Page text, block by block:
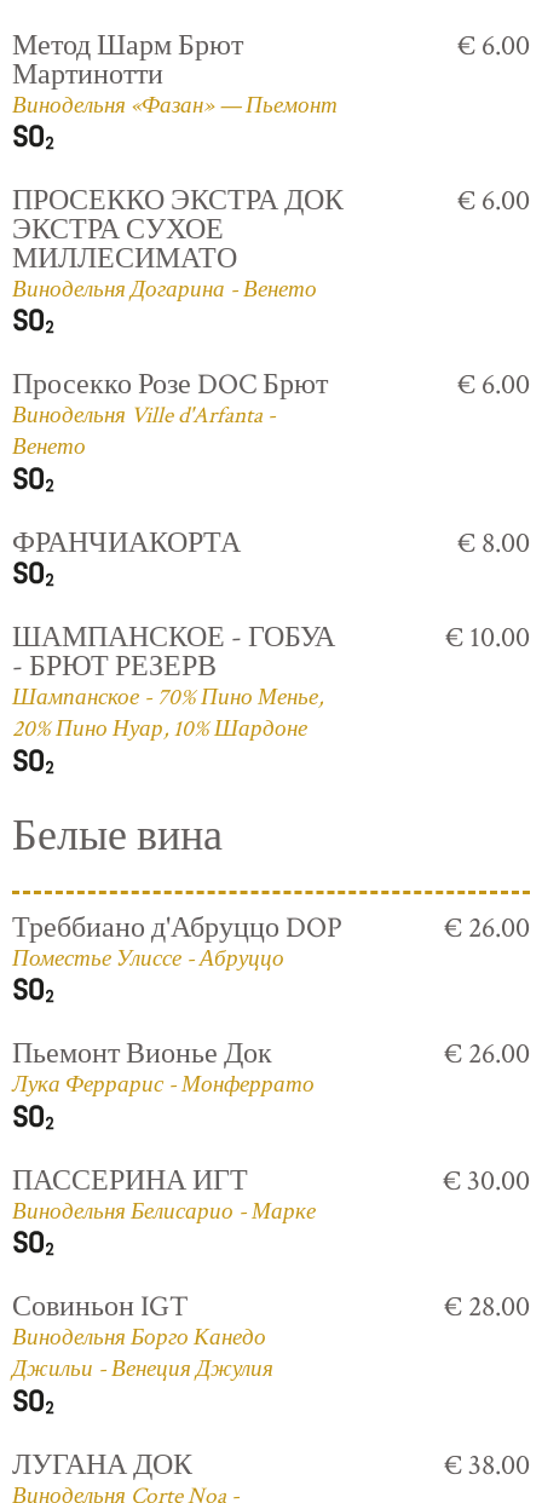
Метод Шарм Брют
Мартинотти
Винодельня «Фазан» — Пьемонт
€ 6.00
ПРОСЕККО ЭКСТРА ДОК
ЭКСТРА СУХОЕ
МИЛЛЕСИМАТО
Винодельня Догарина - Венето
€ 6.00
Просекко Розе DOC Брют
Винодельня Ville d'Arfanta -
Венето
€ 6.00
ФРАНЧИАКОРТА € 8.00
ШАМПАНСКОЕ - ГОБУА
- БРЮТ РЕЗЕРВ
Шампанское - 70% Пино Менье,
20% Пино Нуар, 10% Шардоне
€ 10.00
Белые вина
Треббиано д'Абруццо DOP
Поместье Улиссе - Абруццо
€ 26.00
Пьемонт Вионье Док
Лука Феррарис - Монферрато
€ 26.00
ПАССЕРИНА ИГТ
Винодельня Белисарио - Марке
€ 30.00
Совиньон IGT
Винодельня Борго Канедо
Джильи - Венеция Джулия
€ 28.00
ЛУГАНА ДОК
Винодельня Corte Noa -
€ 38.00